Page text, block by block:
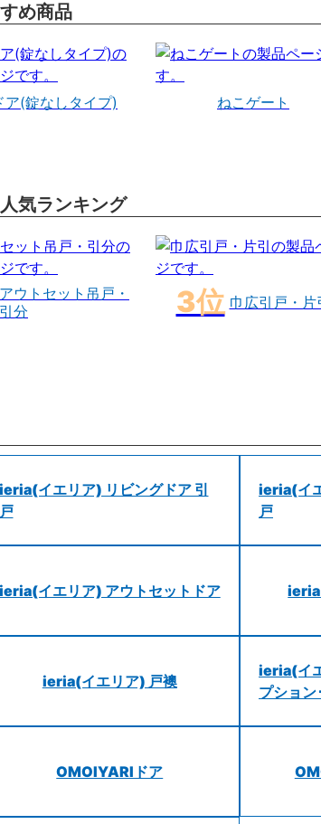
め商品
ア(錠なしタイプ)
ねこゲート
気ランキング
アウトセット吊戸・
引分
巾広引戸・片
ieria(イエリア) リビングドア 引
戸
ieria(イ
戸
ieria(イエリア) アウトセットドア
ieria(イエリア) 戸襖
ieria(イ
プション
OMOIYARIドア